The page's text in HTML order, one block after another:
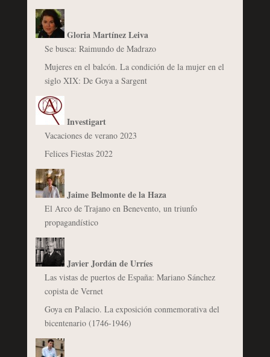
Gloria Martínez Leiva
Se busca: Raimundo de Madrazo
Mujeres en el balcón. La condición de la mujer en el
siglo XIX: De Goya a Sargent
Investigart
Vacaciones de verano 2023
Felices Fiestas 2022
Jaime Belmonte de la Haza
El Arco de Trajano en Benevento, un triunfo
propagandístico
Javier Jordán de Urríes
Las vistas de puertos de España: Mariano Sánchez
copista de Vernet
Goya en Palacio. La exposición conmemorativa del
bicentenario (1746-1946)